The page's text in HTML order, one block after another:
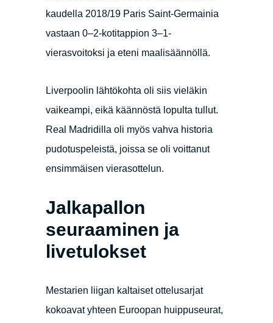
kaudella 2018/19 Paris Saint-Germainia
vastaan 0–2-kotitappion 3–1-
vierasvoitoksi ja eteni maalisäännöllä.
Liverpoolin lähtökohta oli siis vieläkin
vaikeampi, eikä käännöstä lopulta tullut.
Real Madridilla oli myös vahva historia
pudotuspeleistä, joissa se oli voittanut
ensimmäisen vierasottelun.
Jalkapallon
seuraaminen ja
livetulokset
Mestarien liigan kaltaiset ottelusarjat
kokoavat yhteen Euroopan huippuseurat,